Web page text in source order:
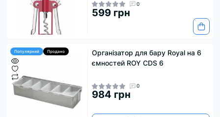
0
599 грн
Популярний Продано
Організатор для бару Royal на 6
ємностей ROY CDS 6
0
984 грн